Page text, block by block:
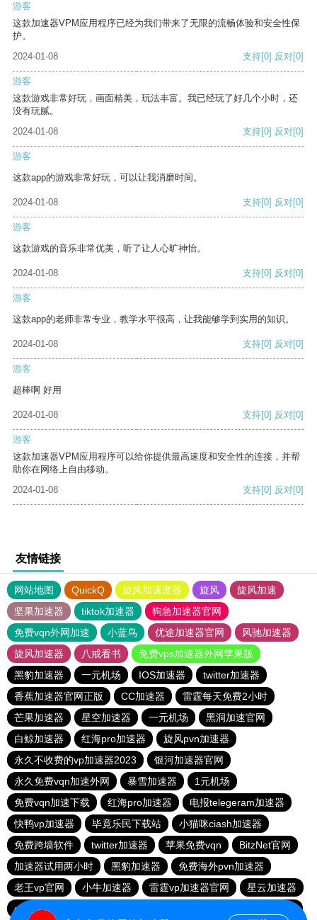
游客
这款加速器VPM应用程序已经为我们带来了无限的流畅体验和安全性保
护。
2024-01-08
支持[0] 反对[0]
游客
这款游戏非常好玩，画面精美，玩法丰富。我已经玩了好几个小时，还
没有玩腻。
2024-01-08
支持[0] 反对[0]
游客
这款app的游戏非常好玩，可以让我消磨时间。
2024-01-08 支持[0] 反对[0]
游客
这款游戏的音乐非常优美，听了让人心旷神怡。
2024-01-08 支持[0] 反对[0]
游客
这款app的老师非常专业，教学水平很高，让我能够学到实用的知识。
2024-01-08 支持[0] 反对[0]
游客
超棒啊 好用
2024-01-08 支持[0] 反对[0]
游客
这款加速器VPM应用程序可以给你提供最高速度和安全性的连接，并帮
助你在网络上自由移动。
2024-01-08
支持[0] 反对[0]
友情链接
网站地图 QuickQ 旋风加速度器 旋风
旋风加速
坚果加速器
tiktok加速器
狗急加速器官网
免费vqn外网加速
小蓝鸟 优途加速器官网
风驰加速器
旋风加速器
八戒看书
免费vps加速器外网苹果版
黑豹加速器
一元机场 IOS加速器
twitter加速器
香蕉加速器官网正版
CC加速器
雷霆每天免费2小时
芒果加速器
星空加速器 一元机场
黑洞加速官网
白鲸加速器
红海pro加速器
旋风pvn加速器
永久不收费的vp加速器2023
银河加速器官网
永久免费vqn加速外网
暴雪加速器
1元机场
免费vqn加速下载
红海pro加速器
电报telegeram加速器
快鸭vp加速器
毕竟乐民下载站
小猫咪ciash加速器
免费跨墙软件
twitter加速器 苹果免费vqn
BitzNet官网
加速器试用两小时
黑豹加速器
免费海外pvn加速器
老王vp官网
小牛加速器 雷霆vp加速器官网
星云加速器
quickq